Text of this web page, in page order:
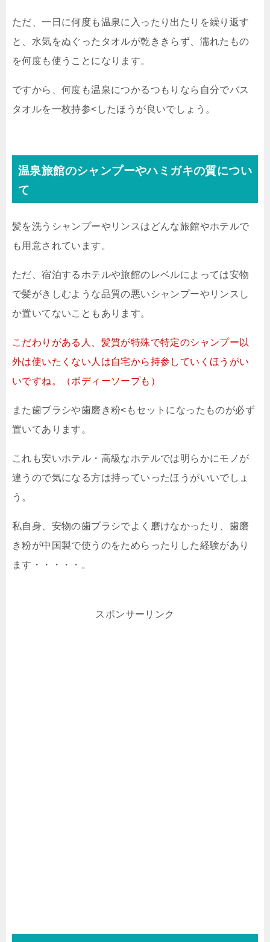
ただ、一日に何度も温泉に入ったり出たりを繰り返す
と、水気をぬぐったタオルが乾ききらず、濡れたもの
を何度も使うことになります。
ですから、何度も温泉につかるつもりなら自分でバス
タオルを一枚持参<したほうが良いでしょう。
温泉旅館のシャンプーやハミガキの質につい
て
髪を洗うシャンプーやリンスはどんな旅館やホテルで
も用意されています。
ただ、宿泊するホテルや旅館のレベルによっては安物
で髪がきしむような品質の悪いシャンプーやリンスし
か置いてないこともあります。
こだわりがある人、髪質が特殊で特定のシャンプー以
外は使いたくない人は自宅から持参していくほうがい
いですね。（ボディーソープも）
また歯ブラシや歯磨き粉<もセットになったものが必ず
置いてあります。
これも安いホテル・高級なホテルでは明らかにモノが
違うので気になる方は持っていったほうがいいでしょ
う。
私自身、安物の歯ブラシでよく磨けなかったり、歯磨
き粉が中国製で使うのをためらったりした経験があり
ます・・・・・。
スポンサーリンク